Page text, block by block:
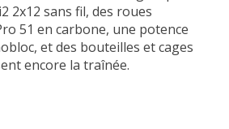
2x12 sans fil, des roues
51 en carbone, une potence
et des bouteilles et cages
encore la traînée.